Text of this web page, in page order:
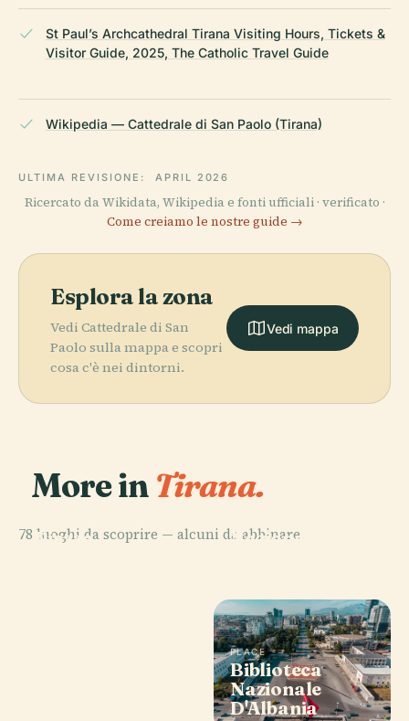
St Paul’s Archcathedral Tirana Visiting Hours, Tickets &
Visitor Guide, 2025, The Catholic Travel Guide
Wikipedia — Cattedrale di San Paolo (Tirana)
ULTIMA REVISIONE: APRIL 2026
Ricercato da Wikidata, Wikipedia e fonti ufficiali · verificato ·
Come creiamo le nostre guide →
Esplora la zona
Vedi Cattedrale di San
Paolo sulla mappa e scopri
cosa c'è nei dintorni.
Vedi mappa
More in Tirana.
78 luoghi da scoprire — alcuni da abbinare.
Piazza
PLACE
Nazionale
PLACE
Biblioteca
Nazionale
D'Albania